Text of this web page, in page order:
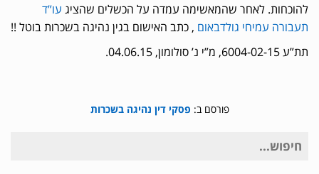
להוכחות. לאחר שהמאשימה עמדה על הכשלים שהציג עו”ד
תעבורה עמיחי גולדבאום , כתב האישום בגין נהיגה בשכרות בוטל !!
תת”ע 6004-02-15, מ”י נ’ סולומון, 04.06.15.
פורסם ב: פסקי דין נהיגה בשכרות
חיפוש